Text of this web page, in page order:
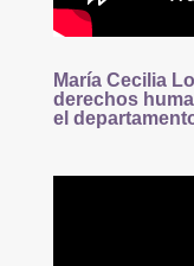
María Cecilia
derechos
el